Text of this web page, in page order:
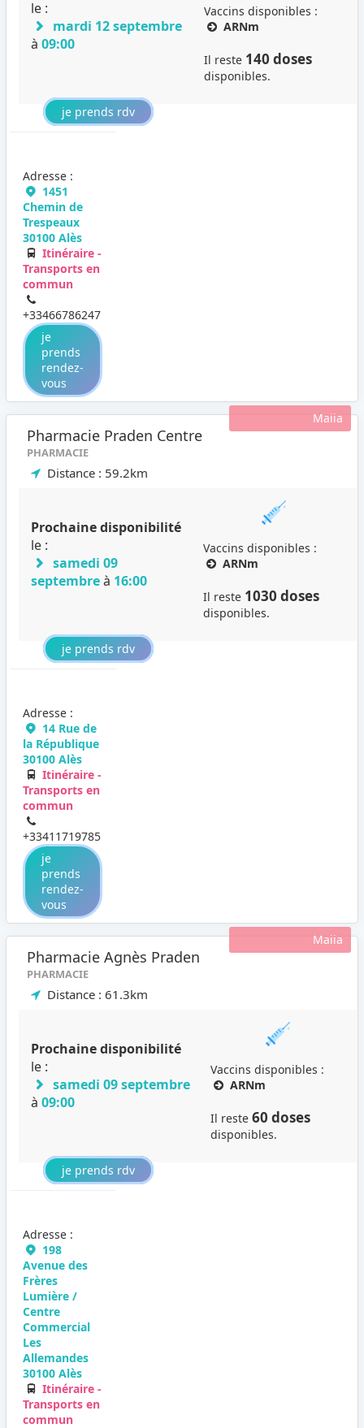
le :
mardi 12 septembre
à09:00
Vaccins disponibles :
ARNm
Il reste 140 doses
disponibles.
je prends rdv
Adresse :
1451
Chemin de
Trespeaux
30100 Alès
Itinéraire -
Transports en
commun
+33466786247
je
prends
rendez-
vous
Maiia
Pharmacie Praden Centre
PHARMACIE
Distance : 59.2km
Prochaine disponibilité
le :
samedi 09
septembreà 16:00
Vaccins disponibles :
ARNm
Il reste 1030 doses
disponibles.
je prends rdv
Adresse :
14 Rue de
la République
30100 Alès
Itinéraire -
Transports en
commun
+33411719785
je
prends
rendez-
vous
Maiia
Pharmacie Agnès Praden
PHARMACIE
Distance : 61.3km
Prochaine disponibilité
le :
samedi 09 septembre
à09:00
Vaccins disponibles :
ARNm
Il reste60 doses
disponibles.
je prends rdv
Adresse :
198
Avenue des
Frères
Lumière /
Centre
Commercial
Les
Allemandes
30100 Alès
Itinéraire -
Transports en
commun